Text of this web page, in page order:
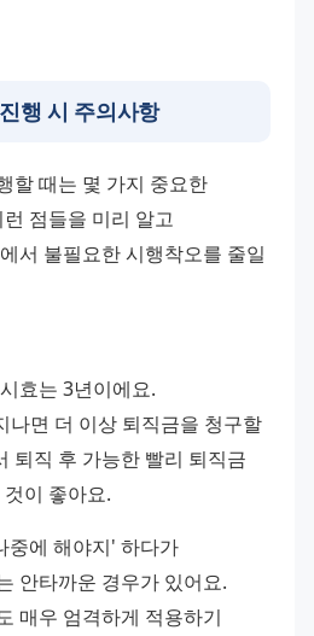
행 시 주의사항
할 때는 몇 가지 중요한
점들을 미리 알고
서 불필요한 시행착오를 줄일
효는 3년이에요.
나면 더 이상 퇴직금을 청구할
퇴직 후 가능한 빨리 퇴직금
이 좋아요.
중에 해야지' 하다가
안타까운 경우가 있어요.
매우 엄격하게 적용하기